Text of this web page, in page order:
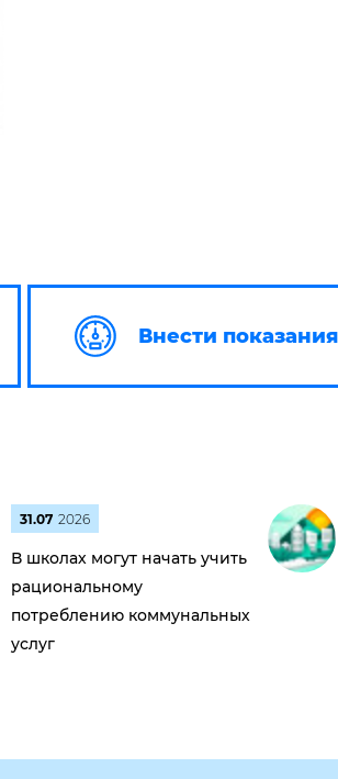
Внести
31.07 2026
В школах могут начать учить
рациональному
потреблению коммунальных
услуг